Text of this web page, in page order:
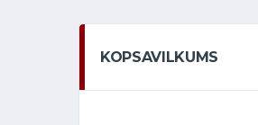
KOPSAVILKUMS